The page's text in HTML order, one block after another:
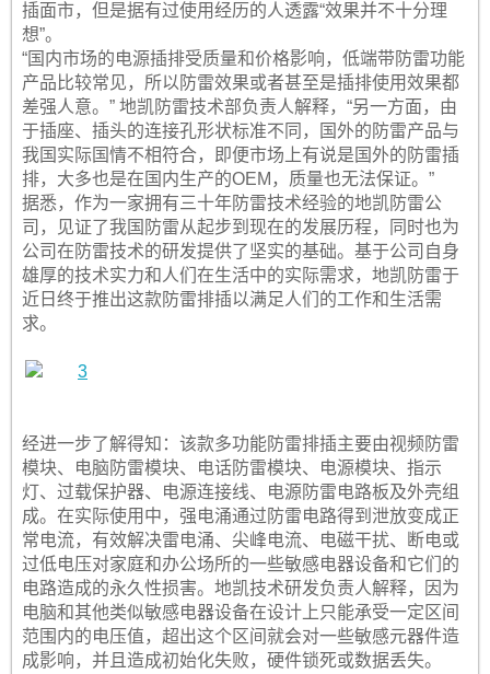
插面市，但是据有过使用经历的人透露“效果并不十分理
想”。
“国内市场的电源插排受质量和价格影响，低端带防雷功能
产品比较常见，所以防雷效果或者甚至是插排使用效果都
差强人意。” 地凯防雷技术部负责人解释，“另一方面，由
于插座、插头的连接孔形状标准不同，国外的防雷产品与
我国实际国情不相符合，即便市场上有说是国外的防雷插
排，大多也是在国内生产的OEM，质量也无法保证。”
据悉，作为一家拥有三十年防雷技术经验的地凯防雷公
司，见证了我国防雷从起步到现在的发展历程，同时也为
公司在防雷技术的研发提供了坚实的基础。基于公司自身
雄厚的技术实力和人们在生活中的实际需求，地凯防雷于
近日终于推出这款防雷排插以满足人们的工作和生活需
求。
经进一步了解得知：该款多功能防雷排插主要由视频防雷
模块、电脑防雷模块、电话防雷模块、电源模块、指示
灯、过载保护器、电源连接线、电源防雷电路板及外壳组
成。在实际使用中，强电涌通过防雷电路得到泄放变成正
常电流，有效解决雷电涌、尖峰电流、电磁干扰、断电或
过低电压对家庭和办公场所的一些敏感电器设备和它们的
电路造成的永久性损害。地凯技术研发负责人解释，因为
电脑和其他类似敏感电器设备在设计上只能承受一定区间
范围内的电压值，超出这个区间就会对一些敏感元器件造
成影响，并且造成初始化失败，硬件锁死或数据丢失。